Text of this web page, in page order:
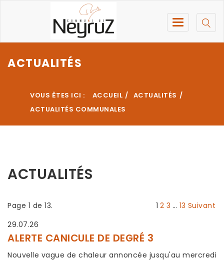
ACTUALITÉS
VOUS ÊTES ICI : ACCUEIL
ACTUALITÉS
ACTUALITÉS COMMUNALES
ACTUALITÉS
Page 1 de 13. 1 2 3 … 13 Suivant
29.07.26
ALERTE CANICULE DE DEGRÉ 3
Nouvelle vague de chaleur annoncée jusqu'au mercredi